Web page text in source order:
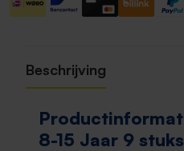
Beschrijving
8-15 Jaar 9 stuks